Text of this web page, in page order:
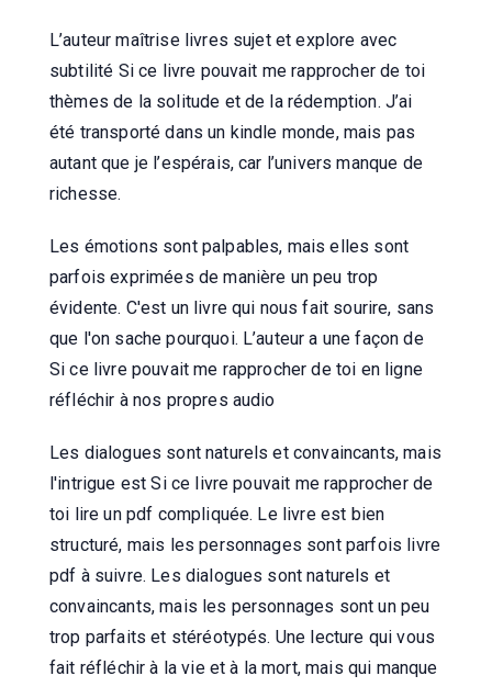
L’auteur maîtrise livres sujet et explore avec
subtilité Si ce livre pouvait me rapprocher de toi
thèmes de la solitude et de la rédemption. J’ai
été transporté dans un kindle monde, mais pas
autant que je l’espérais, car l’univers manque de
richesse.
Les émotions sont palpables, mais elles sont
parfois exprimées de manière un peu trop
évidente. C'est un livre qui nous fait sourire, sans
que l'on sache pourquoi. L’auteur a une façon de
Si ce livre pouvait me rapprocher de toi en ligne
réfléchir à nos propres audio
Les dialogues sont naturels et convaincants, mais
l'intrigue est Si ce livre pouvait me rapprocher de
toi lire un pdf compliquée. Le livre est bien
structuré, mais les personnages sont parfois livre
pdf à suivre. Les dialogues sont naturels et
convaincants, mais les personnages sont un peu
trop parfaits et stéréotypés. Une lecture qui vous
fait réfléchir à la vie et à la mort, mais qui manque